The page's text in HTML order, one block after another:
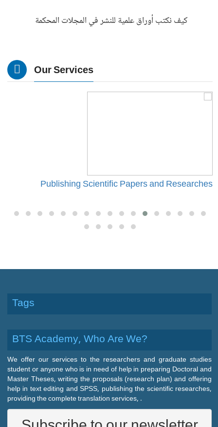
كيف نكتب أوراق علمية للنشر في المجلات المحكمة
Our Services
Publishing Scientific Papers and Researches
Tags
BTS Academy, Who Are We?
We offer our services to the researchers and graduate studies
student or anyone who is in need of help in preparing Doctoral and
Master Theses, writing the proposals (research plan) and offering
help in text editing and SPSS, publishing the scientific researches,
providing the complete translation services, .